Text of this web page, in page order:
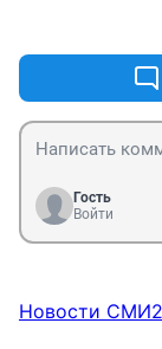
Гость
Войти
Новости СМИ2